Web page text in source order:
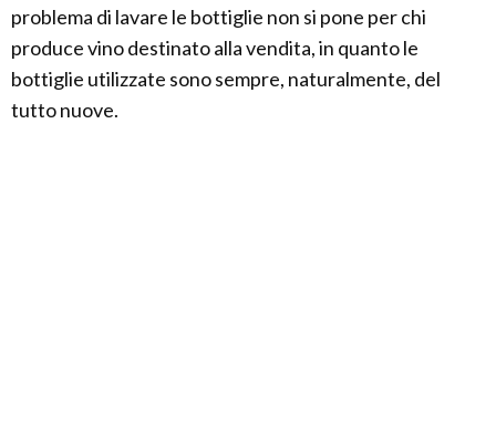
problema di lavare le bottiglie non si pone per chi
produce vino destinato alla vendita, in quanto le
bottiglie utilizzate sono sempre, naturalmente, del
tutto nuove.